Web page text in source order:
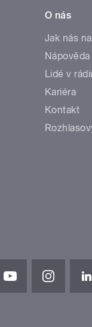
O nás
Jak nás
Nápověda
Lidé v
Kariéra
Kontakt